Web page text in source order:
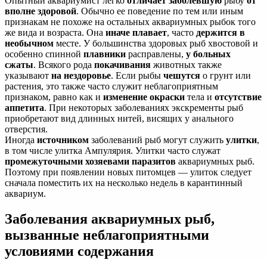
вполне здоровой. Обычно ее поведение по тем или иным
признакам не похоже на остальных аквариумных рыбок того
же вида и возраста. Она иначе плавает, часто держится в
необычном месте. У большинства здоровых рыб хвостовой и
особенно спинной плавники расправлены, у больных
сжаты. Всякого рода покачивания животных также
указывают на нездоровье. Если рыбы чешутся о грунт или
растения, это также часто служит неблагоприятным
признаком, равно как и изменение окраски тела и отсутствие
аппетита. При некоторых заболеваниях экскременты рыб
приобретают вид длинных нитей, висящих у анального
отверстия.
Иногда источником заболеваний рыб могут служить улитки,
в том числе улитка Ампулярия. Улитки часто служат
промежуточными хозяевами паразитов аквариумных рыб.
Поэтому при появлении новых питомцев — улиток следует
сначала поместить их на несколько недель в карантинный
аквариум.
Заболевания аквариумных рыб,
вызванные неблагоприятными
условиями содержания